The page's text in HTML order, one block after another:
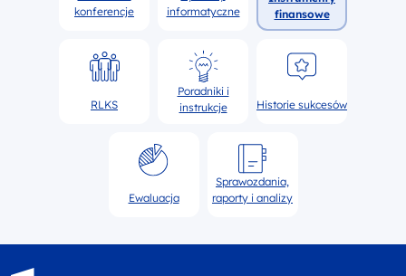
konferencje
informatyczne
finansowe
RLKS
Poradniki i
instrukcje
Historie sukcesów
Ewaluacja
Sprawozdania,
raporty i analizy